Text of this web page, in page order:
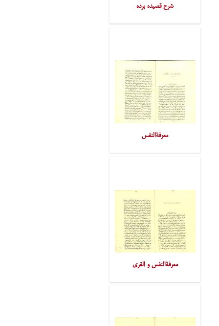
شرح قصیده برده
معرفةالنفس
معرفةالنفس و القری